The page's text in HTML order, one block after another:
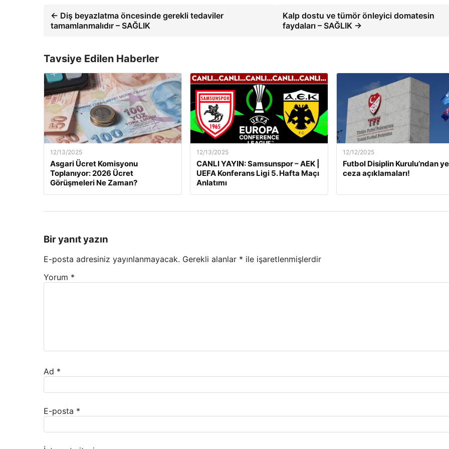
← Diş beyazlatma öncesinde gerekli tedaviler
tamamlanmalıdır – SAĞLIK
Kalp dostu ve tümör önleyici domatesin
faydaları – SAĞLIK →
Tavsiye Edilen Haberler
12/13/2025
Asgari Ücret Komisyonu
Toplanıyor: 2026 Ücret
Görüşmeleri Ne Zaman?
12/13/2025
CANLI YAYIN: Samsunspor – AEK |
UEFA Konferans Ligi 5. Hafta Maçı
Anlatımı
12/12/2025
Futbol Disiplin Kurulu’ndan
ceza açıklamaları!
Bir yanıt yazın
E-posta adresiniz yayınlanmayacak. Gerekli alanlar * ile işaretlenmişlerdir
Yorum *
Ad *
E-posta *